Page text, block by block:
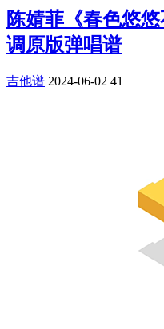
陈婧菲《春色悠
调原版弹唱谱
吉他谱 2024-06-02 41